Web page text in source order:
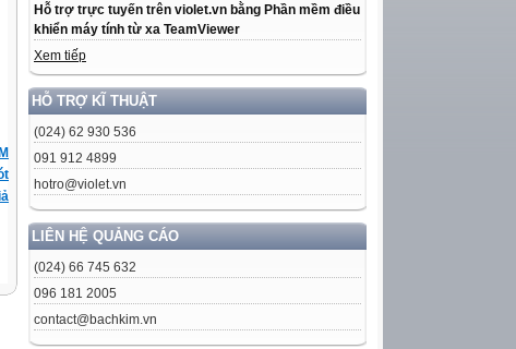
Hỗ trợ trực tuyến trên violet.vn bằng Phần mềm điều
khiển máy tính từ xa TeamViewer
Xem tiếp
HỖ TRỢ KĨ THUẬT
(024) 62 930 536
091 912 4899
hotro@violet.vn
LIÊN HỆ QUẢNG CÁO
(024) 66 745 632
096 181 2005
contact@bachkim.vn